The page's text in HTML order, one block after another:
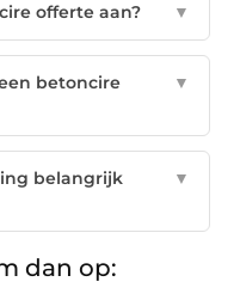
offerte aan? ▼
betoncire
▼
belangrijk
▼
dan op: